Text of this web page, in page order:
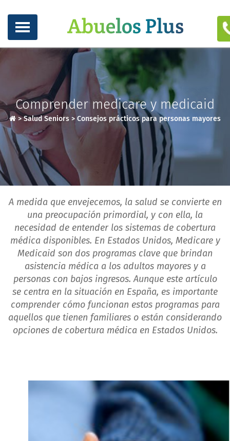
Comprender medicare y medicaid
>Salud Seniors > Consejos prácticos para personas mayores
A medida que envejecemos, la salud se convierte en
una preocupación primordial, y con ella, la
necesidad de entender los sistemas de cobertura
médica disponibles. En Estados Unidos, Medicare y
Medicaid son dos programas clave que brindan
asistencia médica a los adultos mayores y a
personas con bajos ingresos. Aunque este artículo
se centra en la situación en España, es importante
comprender cómo funcionan estos programas para
aquellos que tienen familiares o están considerando
opciones de cobertura médica en Estados Unidos.